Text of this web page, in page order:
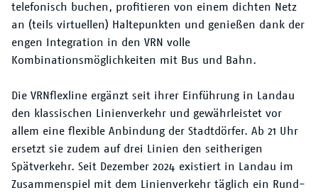
telefonisch buchen, profitieren von einem dichten Netz
an (teils virtuellen) Haltepunkten und genießen dank der
engen Integration in den VRN volle
Kombinationsmöglichkeiten mit Bus und Bahn.
Die VRNflexline ergänzt seit ihrer Einführung in Landau
den klassischen Linienverkehr und gewährleistet vor
allem eine flexible Anbindung der Stadtdörfer. Ab 21 Uhr
ersetzt sie zudem auf drei Linien den seitherigen
Spätverkehr. Seit Dezember 2024 existiert in Landau im
Zusammenspiel mit dem Linienverkehr täglich ein Rund-